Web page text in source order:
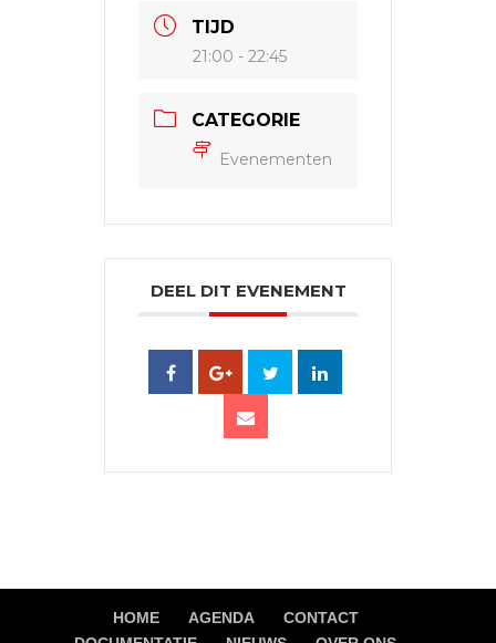
TIJD
21:00 - 22:45
CATEGORIE
Evenementen
DEEL DIT EVENEMENT
HOME AGENDA
CONTACT